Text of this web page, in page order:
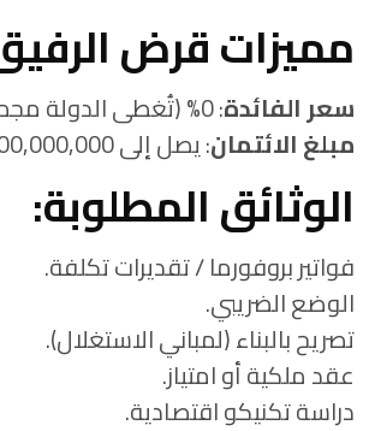
مميزات قرض
سعر الفائدة: 0% (تُغطى الدولة مجمل الفائدة).
مبلغ الائتمان: يصل إلى 100,000,000 دج.
الوثائق المطلوبة:
فواتير بروفورما / تقديرات تكلفة.
الوضع الضريبي.
تصريح بالبناء (لمباني الاستغلال).
عقد ملكية أو امتياز.
دراسة تكنيكو اقتصادية.